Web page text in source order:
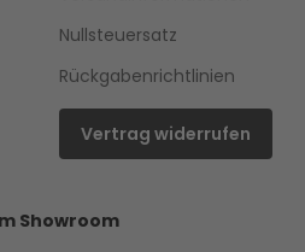
Nullsteuersatz
Rückgabenrichtlinien
Vertrag widerrufen
Showroom